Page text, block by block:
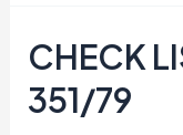
ISO
45001
CHECK
351/79